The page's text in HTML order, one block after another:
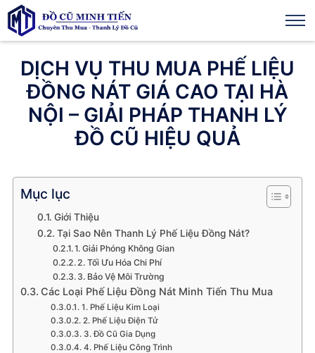
DỊCH VỤ THU MUA PHẾ LIỆU
ĐỒNG NÁT GIÁ CAO TẠI HÀ
NỘI – GIẢI PHÁP THANH LÝ
ĐỒ CŨ HIỆU QUẢ
Mục lục
Giới Thiệu
Tại Sao Nên Thanh Lý Phế Liệu Đồng Nát?
1. Giải Phóng Không Gian
2. Tối Ưu Hóa Chi Phí
3. Bảo Vệ Môi Trường
Các Loại Phế Liệu Đồng Nát Minh Tiến Thu Mua
1. Phế Liệu Kim Loại
2. Phế Liệu Điện Tử
3. Đồ Cũ Gia Dụng
4. Phế Liệu Công Trình